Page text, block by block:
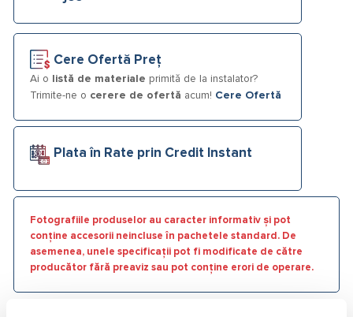
Cere Ofertă Preț
Ai o listă de materiale primită de la instalator?
Trimite-ne o cerere de ofertă acum! Cere Ofertă
Plata în Rate prin Credit Instant
Fotografiile produselor au caracter informativ și pot
conține accesorii neincluse în pachetele standard. De
asemenea, unele specificații pot fi modificate de către
producător fără preaviz sau pot conține erori de operare.